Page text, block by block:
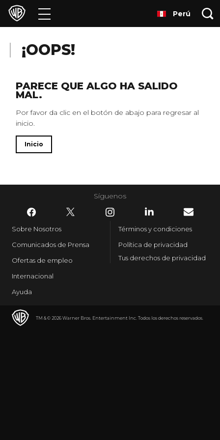
Películas
Franquicias
Colecciones
Noticias
HBO Max
Perú
¡OOPS!
PARECE QUE ALGO HA SALIDO
MAL.
Por favor da clic en el botón de abajo para regresar al
inicio.
Inicio
TM & © 2026 Warner Bros. Entertainment Inc. Todos los derechos reservados.
Síguenos
Sobre Nosotros
Comunicados de Prensa
Ofertas de empleo
Internacional
Ayuda
Términos y condiciones
Política de privacidad
Tus derechos de privacidad